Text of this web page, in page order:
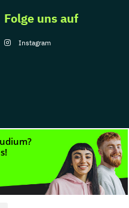
Folge uns auf
Instagram
Nutzungsbedingungen